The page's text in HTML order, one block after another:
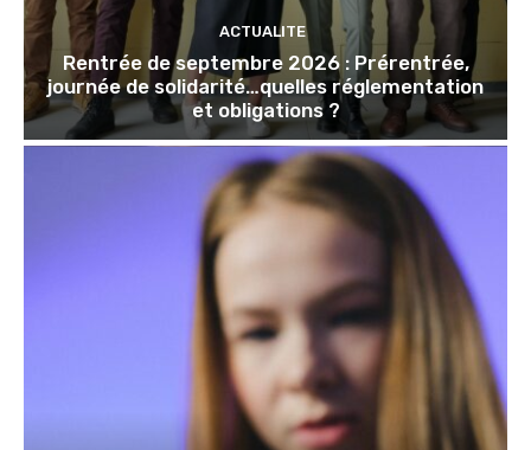
ACTUALITE
Rentrée de septembre 2026 : Prérentrée,
journée de solidarité…quelles réglementation
et obligations ?